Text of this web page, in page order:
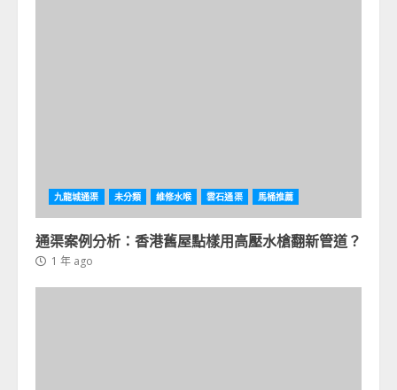
九龍城通渠 未分類 維修水喉 雲石通渠 馬桶推薦
通渠案例分析：香港舊屋點樣用高壓水槍翻新管道？
1 年 ago